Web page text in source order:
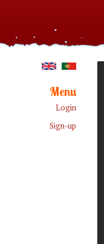
Menu
Login
Sign-up